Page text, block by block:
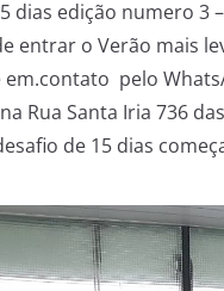
dias edição numero 3
entrar o Verão mais
pelo
Rua Santa Iria 736
de 15 dias